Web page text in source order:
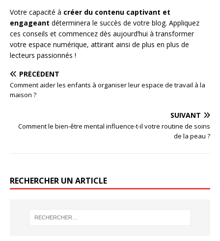
Votre capacité à créer du contenu captivant et
engageant déterminera le succès de votre blog. Appliquez
ces conseils et commencez dès aujourd’hui à transformer
votre espace numérique, attirant ainsi de plus en plus de
lecteurs passionnés !
PRÉCÉDENT
Comment aider les enfants à organiser leur espace de travail à la
maison ?
SUIVANT
Comment le bien-être mental influence-t-il votre routine de soins
de la peau ?
RECHERCHER UN ARTICLE